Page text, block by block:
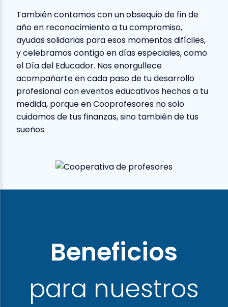
También contamos con un obsequio de fin de
año en reconocimiento a tu compromiso,
ayudas solidarias para esos momentos difíciles,
y celebramos contigo en días especiales, como
el Día del Educador. Nos enorgullece
acompañarte en cada paso de tu desarrollo
profesional con eventos educativos hechos a tu
medida, porque en Cooprofesores no solo
cuidamos de tus finanzas, sino también de tus
sueños.
Beneficios
para nuestros